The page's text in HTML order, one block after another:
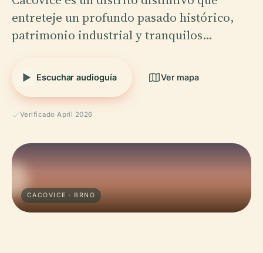
entreteje un profundo pasado histórico,
patrimonio industrial y tranquilos…
Escuchar audioguía Ver mapa
Verificado April 2026
CACOVICE · BRNO